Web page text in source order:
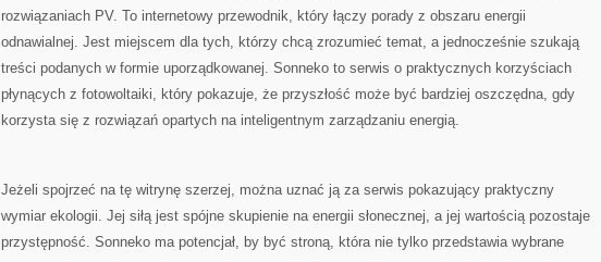
rozwiązaniach PV. To internetowy przewodnik, który łączy porady z obszaru energii
odnawialnej. Jest miejscem dla tych, którzy chcą zrozumieć temat, a jednocześnie szukają
treści podanych w formie uporządkowanej. Sonneko to serwis o praktycznych korzyściach
płynących z fotowoltaiki, który pokazuje, że przyszłość może być bardziej oszczędna, gdy
korzysta się z rozwiązań opartych na inteligentnym zarządzaniu energią.
Jeżeli spojrzeć na tę witrynę szerzej, można uznać ją za serwis pokazujący praktyczny
wymiar ekologii. Jej siłą jest spójne skupienie na energii słonecznej, a jej wartością pozostaje
przystępność. Sonneko ma potencjał, by być stroną, która nie tylko przedstawia wybrane